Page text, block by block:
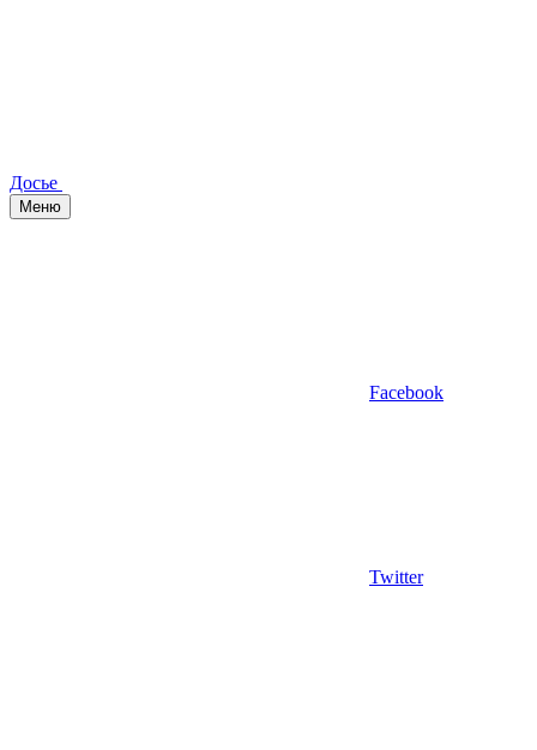
Досье
Меню
Facebook
Twitter